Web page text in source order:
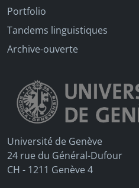
Portfolio
Tandems linguistiques
Archive-ouverte
Université de Genève
24 rue du Général-Dufour
CH - 1211 Genève 4